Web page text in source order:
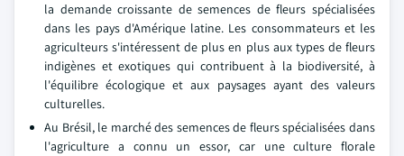
la demande croissante de semences de fleurs spécialisées
dans les pays d'Amérique latine. Les consommateurs et les
agriculteurs s'intéressent de plus en plus aux types de fleurs
indigènes et exotiques qui contribuent à la biodiversité, à
l'équilibre écologique et aux paysages ayant des valeurs
culturelles.
Au Brésil, le marché des semences de fleurs spécialisées dans
l'agriculture a connu un essor, car une culture florale